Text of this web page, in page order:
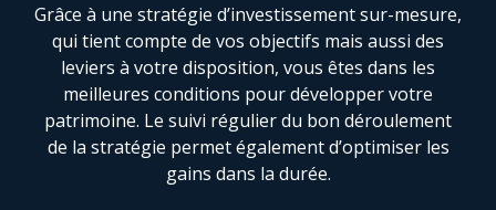
Grâce à une stratégie d’investissement sur-mesure,
qui tient compte de vos objectifs mais aussi des
leviers à votre disposition, vous êtes dans les
meilleures conditions pour développer votre
patrimoine. Le suivi régulier du bon déroulement
de la stratégie permet également d’optimiser les
gains dans la durée.